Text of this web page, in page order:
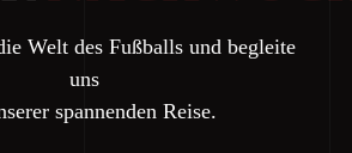
Welt des Fußballs und begleite
uns
spannenden Reise.